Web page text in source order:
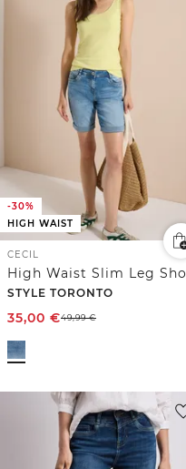
-30%
HIGH WAIST
CECIL
STYLE TORONTO
35,00 €49,99€